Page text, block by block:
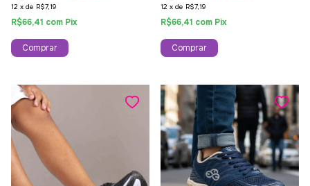
12 x de R$7,19
R$66,41 com Pix
Comprar
12 x de R$7,19
R$66,41 com Pix
Comprar